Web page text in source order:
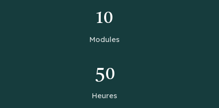
10
Modules
50
Heures